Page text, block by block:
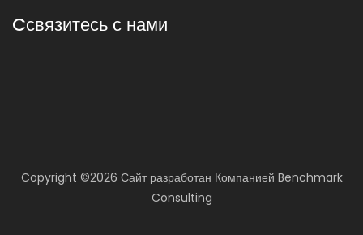
Cсвязитесь с нами
Copyright ©2026 Сайт разработан Компанией Benchmark
Consulting